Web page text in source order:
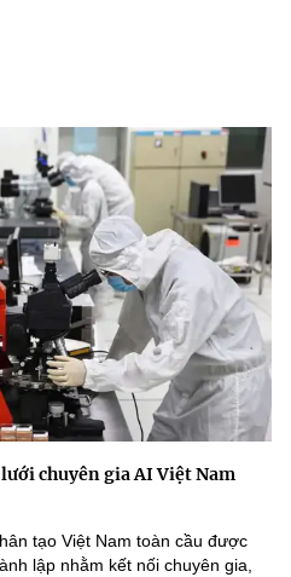
chuyên gia AI Việt Nam
tạo Việt Nam toàn cầu được
lập nhằm kết nối chuyên gia,